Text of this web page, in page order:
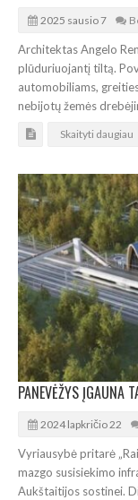
2025 sausio 7
Architektas Angelo
plūduriuojantį tiltą.
automobiliams,
nebijotų žemės
Skaityti daugiau
2024 lapkričio 22
Vyriausybė pritarė
mazgo susisiekimo
Aukštaitijos sostinei.